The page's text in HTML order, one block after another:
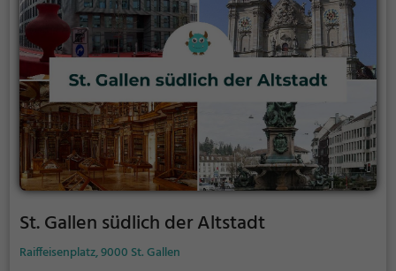
St. Gallen südlich der Altstadt
Raiffeisenplatz, 9000 St. Gallen